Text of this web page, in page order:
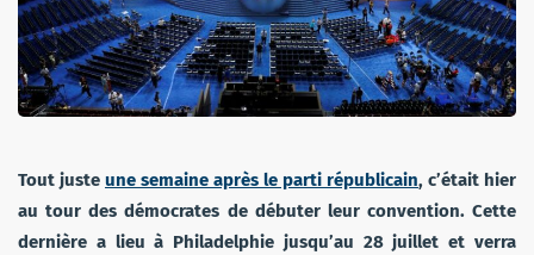
Tout juste une semaine après le parti républicain, c’était hier
au tour des démocrates de débuter leur convention. Cette
dernière a lieu à Philadelphie jusqu’au 28 juillet et verra